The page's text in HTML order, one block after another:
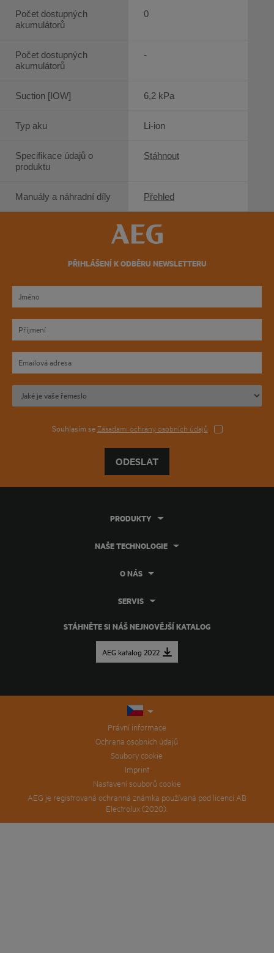
Počet dostupných
akumulátorů
Počet dostupných
akumulátorů
Suction [IOW]
Typ aku
Specifikace údajů o
produktu
Manuály a náhradní díly
0
-
6,2 kPa
Li-ion
Stáhnout
Přehled
PŘIHLÁŠENÍ K ODBĚRU NEWSLETTERU
Souhlasím seZásadami ochrany osobních údajů
ODESLAT
STÁHNĚTE SI NÁŠ NEJNOVĚJŠÍ KATALOG
AEG katalog 2022
PRODUKTY
NAŠE TECHNOLOGIE
O NÁS
SERVIS
Právní informace
Ochrana osobních údajů
Soubory cookie
Imprint
Nastavení souborů cookie
AEG je registrovaná ochranná známka používaná pod licencí AB
Electrolux (2020).